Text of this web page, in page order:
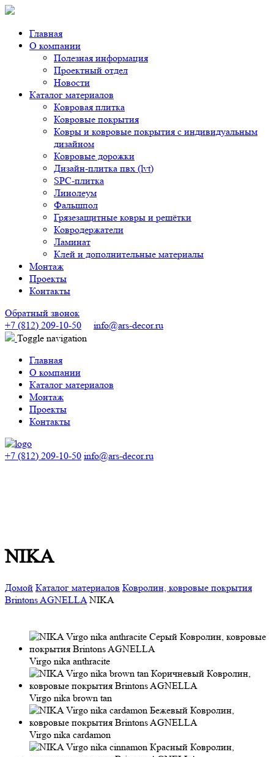
Главная
О компании
Полезная информация
Проектный отдел
Новости
Каталог материалов
Ковровая плитка
Ковровые покрытия
Ковры и ковровые покрытия с индивидуальным
дизайном
Ковровые дорожки
Дизайн-плитка пвх (lvt)
SPC-плитка
Линолеум
Фальшпол
Грязезащитные ковры и решётки
Ковродержатели
Ламинат
Клей и дополнительные материалы
Монтаж
Проекты
Контакты
Обратный звонок
+7 (812) 209-10-50
info@ars-decor.ru
Toggle navigation
Главная
О компании
Каталог материалов
Монтаж
Проекты
Контакты
+7 (812) 209-10-50 info@ars-decor.ru
NIKA
Домой Каталог материалов Ковролин, ковровые покрытия
Brintons AGNELLA NIKA
Virgo nika anthracite
Virgo nika brown tan
Virgo nika cardamon